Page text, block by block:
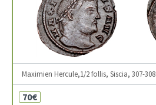
Maximien Hercule,1/2 follis, Siscia, 307-308
70€